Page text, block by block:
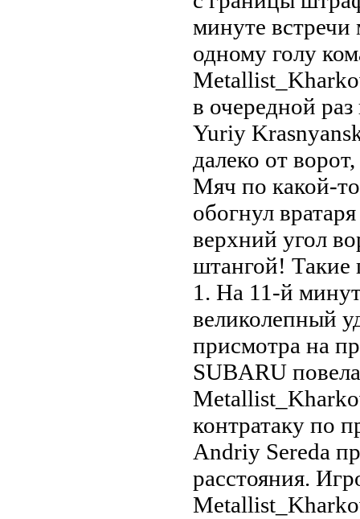
минуте
одному голу
в очередной
Yuriy
далеко от
Мяч по какой-
обогнул
верхний угол
штангой! Такие
1. На 11-й
великолепный
присмотра на
SUBARU
контратаку по
Andriy Sereda
расстояния.